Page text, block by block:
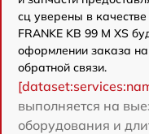
сц уверены в
FRANKE KB 99 M XS
оформлении заказа
обратной связи.
выполняется на
оборудования и